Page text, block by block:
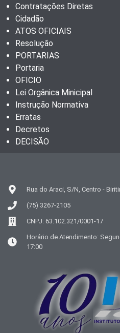
Contratações Diretas
Cidadão
ATOS OFICIAIS
Resolução
PORTARIAS
Portaria
OFICIO
Lei Orgânica Minicipal
Instrução Normativa
Erratas
Decretos
DECISÃO
Rua do Araci, S/N, Centro -
(75) 3267-2105
CNPJ: 63.102.321/0001-17
Horário de Atendimento:
17:00